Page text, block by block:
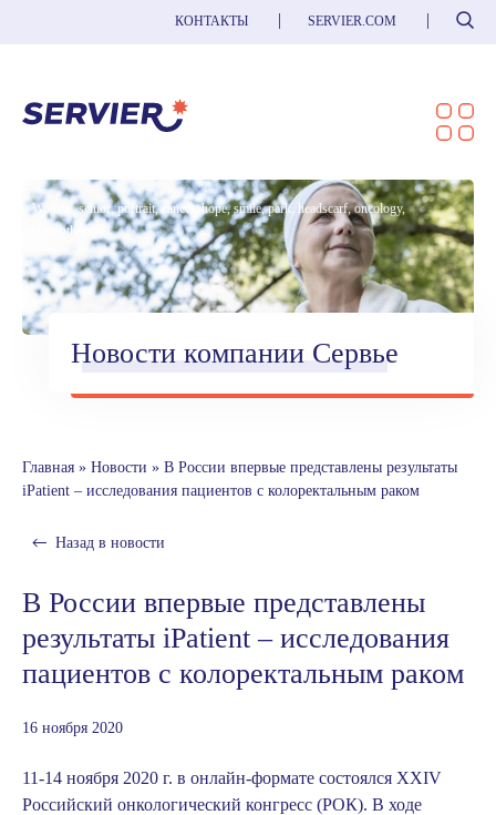
КОНТАКТЫ SERVIER.COM Поиск
Woman, senior, portrait, cancer, hope, smile, park, headscarf, oncology,
chemotherapy
Новости компании Сервье
Главная » Новости » В России впервые представлены результаты
iPatient – исследования пациентов с колоректальным раком
Назад в новости
В России впервые представлены
результаты iPatient – исследования
пациентов с колоректальным раком
16 ноября 2020
11-14 ноября 2020 г. в онлайн-формате состоялся XXIV
Российский онкологический конгресс (РОК). В ходе